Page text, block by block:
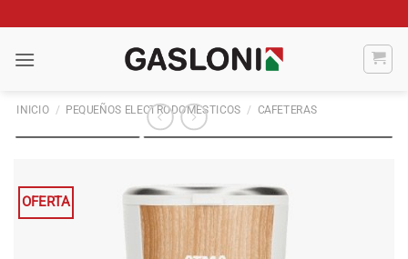
al
contenido
INICIO / PEQUEÑOS ELECTRODOMESTICOS / CAFETERAS
OFERTA